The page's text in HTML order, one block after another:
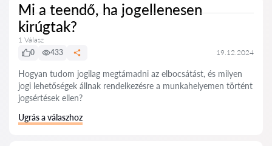
Mi a teendő, ha jogellenesen
kirúgtak?
1 Válasz
0
433 19.12.2024
Hogyan tudom jogilag megtámadni az elbocsátást, és milyen
jogi lehetőségek állnak rendelkezésre a munkahelyemen történt
jogsértések ellen?
Ugrás a válaszhoz